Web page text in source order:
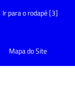
Ir para o rodapé [3]
Mapa do Site